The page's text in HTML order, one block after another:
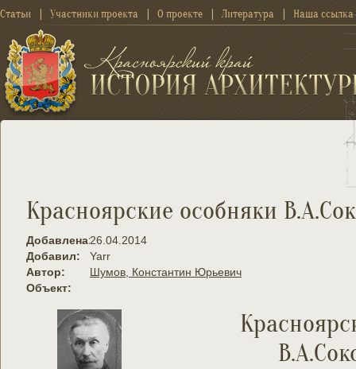
Статьи Участники проекта О проекте Литература Наша ссылка
Красноярские особняки
Добавлена:26.04.2014
Добавил:
Yarr
Автор:
Шумов, Константин Юрьевич
Объект: